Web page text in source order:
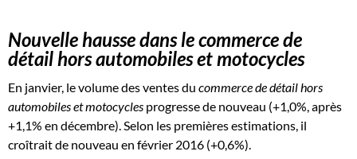
Nouvelle hausse dans le commerce de
détail hors automobiles et motocycles
En janvier, le volume des ventes du commerce de détail hors
automobiles et motocycles progresse de nouveau (+1,0%, après
+1,1% en décembre). Selon les premières estimations, il
croîtrait de nouveau en février 2016 (+0,6%).